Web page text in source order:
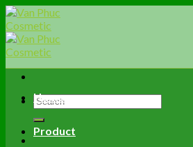
Skip
to
content
Tìm
kiếm:
Home
Product